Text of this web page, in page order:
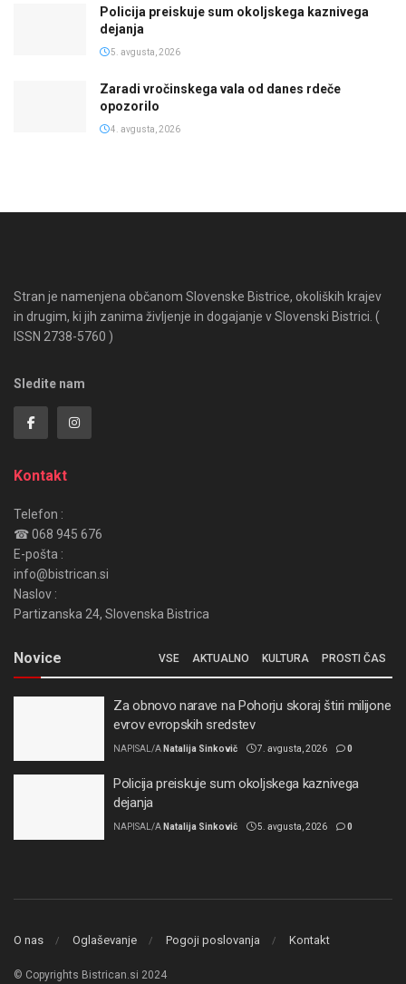
Policija preiskuje sum okoljskega kaznivega
dejanja
5. avgusta, 2026
Zaradi vročinskega vala od danes rdeče
opozorilo
4. avgusta, 2026
Stran je namenjena občanom Slovenske Bistrice, okoliških krajev
in drugim, ki jih zanima življenje in dogajanje v Slovenski Bistrici. (
ISSN 2738-5760 )
Sledite nam
Kontakt
Telefon :
☎ 068 945 676
E-pošta :
info@bistrican.si
Naslov :
Partizanska 24, Slovenska Bistrica
Novice VSE AKTUALNO KULTURA PROSTI ČAS
Za obnovo narave na Pohorju skoraj štiri milijone
evrov evropskih sredstev
NAPISAL/A Natalija Sinkovič 7. avgusta, 2026 0
Policija preiskuje sum okoljskega kaznivega
dejanja
NAPISAL/A Natalija Sinkovič 5. avgusta, 2026 0
O nas Oglaševanje Pogoji poslovanja Kontakt
© Copyrights Bistrican.si 2024